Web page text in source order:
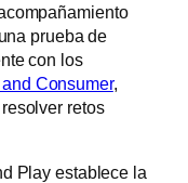
prueba de
con los
Consumer,
retos
Play establece la